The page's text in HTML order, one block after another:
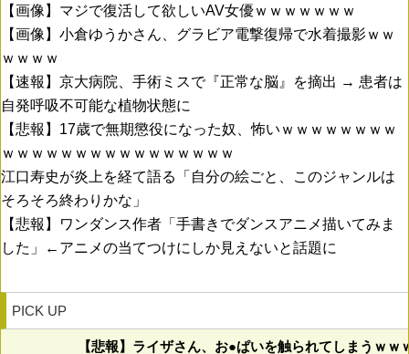
【画像】マジで復活して欲しいAV女優ｗｗｗｗｗｗｗ
【画像】小倉ゆうかさん、グラビア電撃復帰で水着撮影ｗｗ
ｗｗｗｗ
【速報】京大病院、手術ミスで『正常な脳』を摘出 → 患者は
自発呼吸不可能な植物状態に
【悲報】17歳で無期懲役になった奴、怖いｗｗｗｗｗｗｗｗ
ｗｗｗｗｗｗｗｗｗｗｗｗｗｗｗｗ
江口寿史が炎上を経て語る「自分の絵ごと、このジャンルは
そろそろ終わりかな」
【悲報】ワンダンス作者「手書きでダンスアニメ描いてみま
した」←アニメの当てつけにしか見えないと話題に
PICK UP
【悲報】ライザさん、お●ぱいを触られてしまうｗｗ